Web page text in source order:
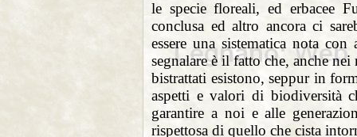
le specie floreali, ed erbacee
conclusa ed altro ancora ci
essere una sistematica nota
segnalare è il fatto che, anche
bistrattati esistono, seppur in
aspetti e valori di biodiversità
garantire a noi e alle
rispettosa di quello che cista